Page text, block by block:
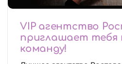
VIP агентство
приглашает тебя
команду!